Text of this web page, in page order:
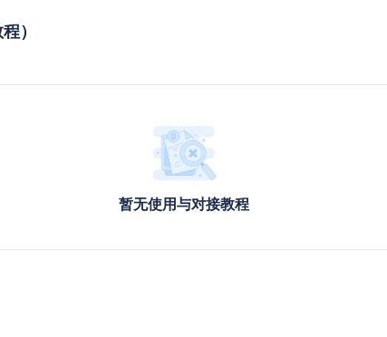
）
暂无使用与对接教程